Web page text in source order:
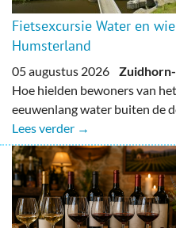
Fietsexcursie Water en
Humsterland
05 augustus 2026
Hoe hielden bewoners van
eeuwenlang water buiten de
Lees verder →